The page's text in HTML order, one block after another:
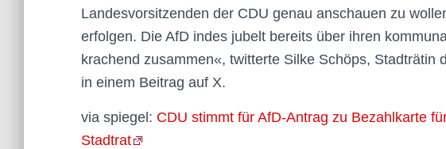
Landesvorsitzenden der CDU genau anschauen zu
erfolgen. Die AfD indes jubelt bereits über ihren
krachend zusammen«, twitterte Silke Schöps, Stadträtin
in einem Beitrag auf X.
via spiegel: CDU stimmt für AfD-Antrag zu Bezahlkarte
Stadtrat